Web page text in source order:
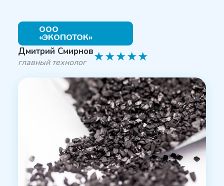
ООО
«ЭКОПОТОК»
Дмитрий Смирнов
главный технолог ★★★★★